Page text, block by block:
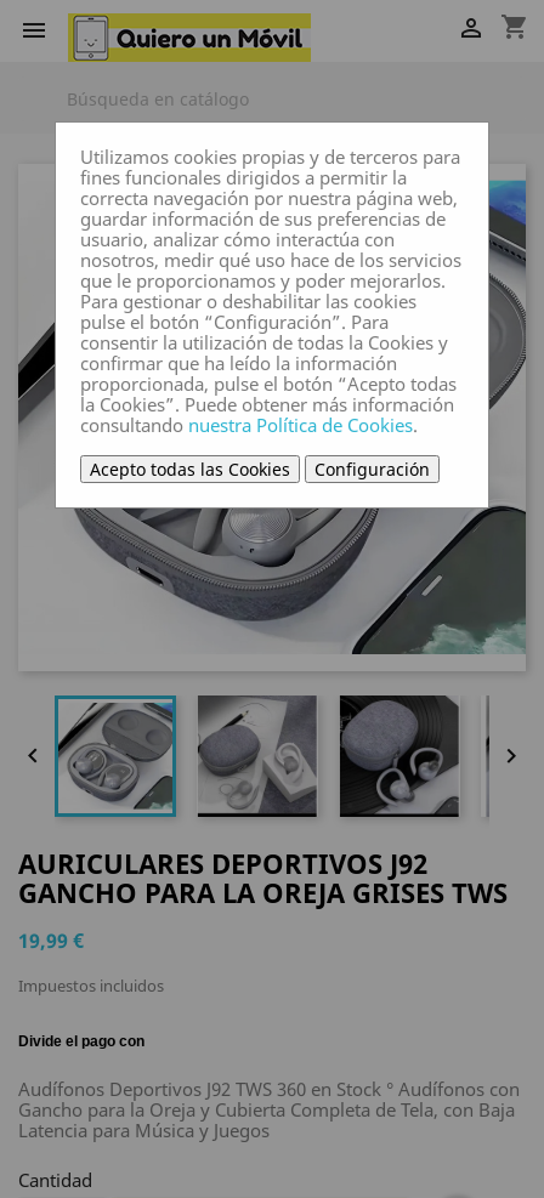
 shopping_cart

 
AURICULARES DEPORTIVOS J92
GANCHO PARA LA OREJA GRISES TWS
19,99 €
Impuestos incluidos
Audífonos Deportivos J92 TWS 360 en Stock ° Audífonos con
Gancho para la Oreja y Cubierta Completa de Tela, con Baja
Latencia para Música y Juegos
Cantidad
Utilizamos cookies propias y de terceros para
fines funcionales dirigidos a permitir la
correcta navegación por nuestra página web,
guardar información de sus preferencias de
usuario, analizar cómo interactúa con
nosotros, medir qué uso hace de los servicios
que le proporcionamos y poder mejorarlos.
Para gestionar o deshabilitar las cookies
pulse el botón “Configuración”. Para
consentir la utilización de todas la Cookies y
confirmar que ha leído la información
proporcionada, pulse el botón “Acepto todas
la Cookies”. Puede obtener más información
consultando nuestra Política de Cookies.
Acepto todas las Cookies Configuración